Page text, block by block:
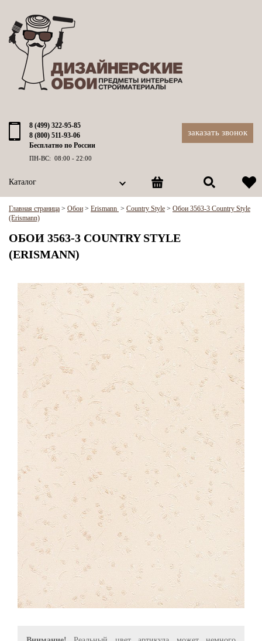
8 (499) 322-95-85
8 (800) 511-93-06
Бесплатно по России
ПН-ВС: 08:00 - 22:00
заказать звонок
Каталог
Главная страница > Обои > Erismann > Country Style > Обои 3563-3 Country Style
(Erismann)
ОБОИ 3563-3 COUNTRY STYLE
(ERISMANN)